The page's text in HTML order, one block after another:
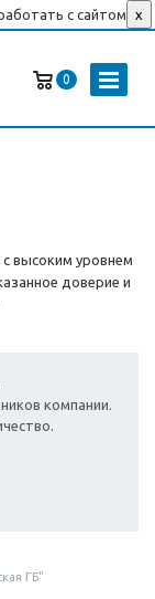
с сайтом x
0
высоким уровнем
доверие и
компании.
ГБ"